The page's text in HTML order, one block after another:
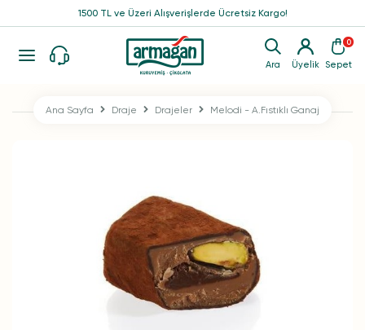
Ara Üyelik
0
Sepet
1500 TL ve Üzeri Alışverişlerde Ücretsiz Kargo!
Ana Sayfa Draje Drajeler Melodi - A.Fıstıklı Ganaj